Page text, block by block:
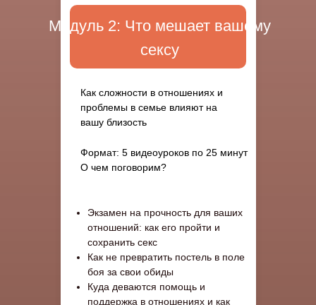
Модуль 2: Что мешает вашему
сексу
Как сложности в отношениях и
проблемы в семье влияют на
вашу близость
Формат: 5 видеоуроков по 25 минут
О чем поговорим?
Экзамен на прочность для ваших
отношений: как его пройти и
сохранить секс
Как не превратить постель в поле
боя за свои обиды
Куда деваются помощь и
поддержка в отношениях и как